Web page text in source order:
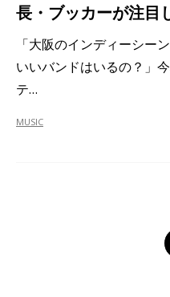
長・ブッカーが注目
「大阪のインディーシー
いいバンドはいるの？」
テ…
MUSIC